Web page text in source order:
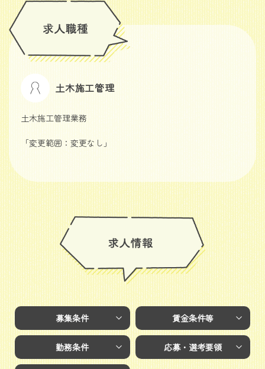
土木施工管理
土木施工管理業務
「変更範囲：変更なし」
募集条件 賃金条件等
勤務条件 応募・選考要領